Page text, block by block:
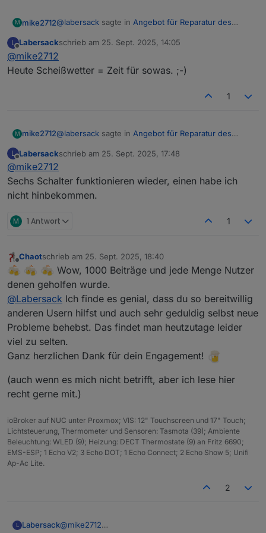
M mike2712@labersack sagte in Angebot für Reparatur des
Paket ist angekommen.
super,danke für die Nachricht, wie gesagt es eilt
L
Offline
Labersackschrieb am 25. Sept. 2025, 14:05
zuletzt editiert von
@mike2712
Heute Scheißwetter = Zeit für sowas. ;-)
1
M mike2712@labersack sagte in Angebot für Reparatur des
Paket ist angekommen.
super,danke für die Nachricht, wie gesagt es eilt
wirklich nicht, so wie Du Zeit und Lust hast
L
Offline
Labersackschrieb am 25. Sept. 2025, 17:48
zuletzt editiert von
@mike2712
Sechs Schalter funktionieren wieder, einen habe ich
nicht hinbekommen.
M 1 Antwort 1
Offline
Chaotschrieb am 25. Sept. 2025, 18:40
zuletzt editiert von
Wow, 1000 Beiträge und jede Menge Nutzer
denen geholfen wurde.
@Labersack Ich finde es genial, dass du so bereitwillig
anderen Usern hilfst und auch sehr geduldig selbst neue
Probleme behebst. Das findet man heutzutage leider
viel zu selten.
Ganz herzlichen Dank für dein Engagement!
(auch wenn es mich nicht betrifft, aber ich lese hier
recht gerne mit.)
ioBroker auf NUC unter Proxmox; VIS: 12" Touchscreen und 17" Touch;
Lichtsteuerung, Thermometer und Sensoren: Tasmota (39); Ambiente
Beleuchtung: WLED (9); Heizung: DECT Thermostate (9) an Fritz 6690;
EMS-ESP; 1 Echo V2; 3 Echo DOT; 1 Echo Connect; 2 Echo Show 5; Unifi
Ap-Ac Lite.
2
L Labersack@mike2712